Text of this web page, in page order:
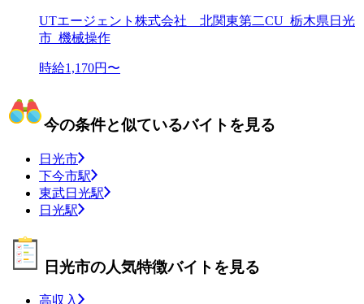
UTエージェント株式会社 北関東第二CU_栃木県日光
市_機械操作
時給1,170円〜
今の条件と似ているバイトを見る
日光市
下今市駅
東武日光駅
日光駅
日光市の人気特徴バイトを見る
高収入